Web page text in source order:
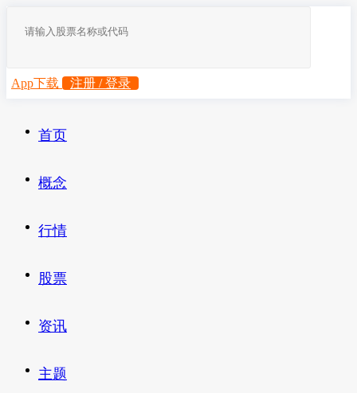
App下载 注册 / 登录
首页
概念
行情
股票
资讯
主题